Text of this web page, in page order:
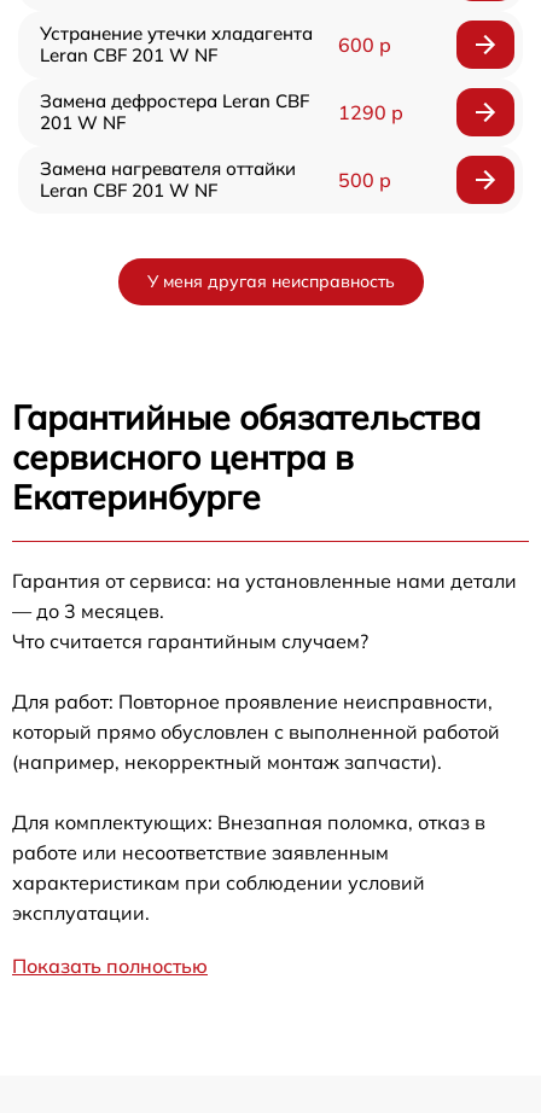
Устранение утечки хладагента
Leran CBF 201 W NF
600 р
Замена дефростера Leran CBF
201 W NF
1290 р
Замена нагревателя оттайки
Leran CBF 201 W NF
500 р
У меня другая неисправность
Гарантийные обязательства
сервисного центра в
Екатеринбурге
Гарантия от сервиса: на установленные нами детали
— до 3 месяцев.
Что считается гарантийным случаем?
Для работ: Повторное проявление неисправности,
который прямо обусловлен с выполненной работой
(например, некорректный монтаж запчасти).
Для комплектующих: Внезапная поломка, отказ в
работе или несоответствие заявленным
характеристикам при соблюдении условий
эксплуатации.
Показать полностью